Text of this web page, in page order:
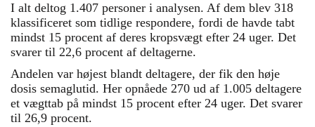
I alt deltog 1.407 personer i analysen. Af dem blev 318
klassificeret som tidlige respondere, fordi de havde tabt
mindst 15 procent af deres kropsvægt efter 24 uger. Det
svarer til 22,6 procent af deltagerne.
Andelen var højest blandt deltagere, der fik den høje
dosis semaglutid. Her opnåede 270 ud af 1.005 deltagere
et vægttab på mindst 15 procent efter 24 uger. Det svarer
til 26,9 procent.